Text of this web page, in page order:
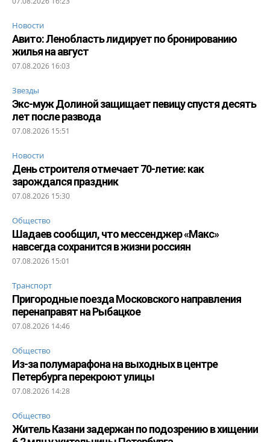
Новости
Авито: Ленобласть лидирует по бронированию
жилья на август
07.08.2026 16:03
Звезды
Экс-муж Долиной защищает певицу спустя десять
лет после развода
07.08.2026 15:51
Новости
День строителя отмечает 70-летие: как
зарождался праздник
07.08.2026 15:30
Общество
Шадаев сообщил, что мессенджер «Макс»
навсегда сохранится в жизни россиян
07.08.2026 15:01
Транспорт
Пригородные поезда Московского направления
перенаправят на Рыбацкое
07.08.2026 14:46
Общество
Из-за полумарафона на выходных в центре
Петербурга перекроют улицы
07.08.2026 14:28
Общество
Житель Казани задержан по подозрению в хищении